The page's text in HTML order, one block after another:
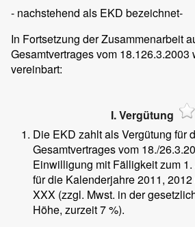
- nachstehend als EKD bezeichnet-
In Fortsetzung der Zusammenarbeit
Gesamtvertrages vom 18.126.3.2003
vereinbart:
I. Vergütung
Die EKD zahlt als Vergütung für
Gesamtvertrages vom 18./
Einwilligung mit Fälligkeit zum
für die Kalenderjahre 2011,
XXX (zzgl. Mwst. in der
Höhe, zurzeit 7 %).